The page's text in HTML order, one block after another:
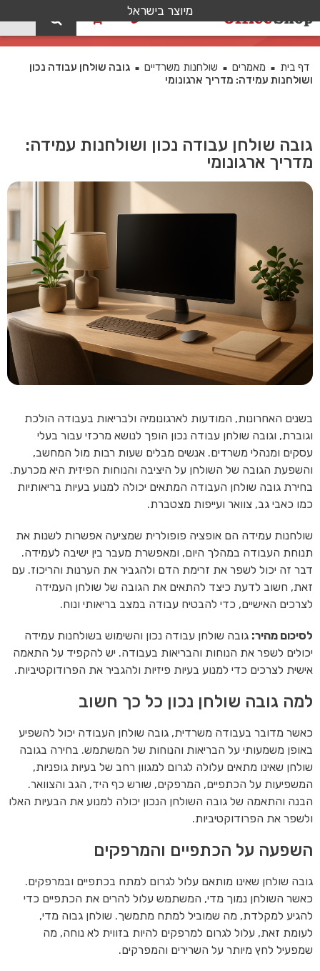
מיוצר בישראל
בלוג
דף בית ■ מאמרים ■ שולחנות משרדיים ■ גובה שולחן עבודה נכון
ושולחנות עמידה: מדריך ארגונומי
גובה שולחן עבודה נכון ושולחנות עמידה:
מדריך ארגונומי
בשנים האחרונות, המודעות לארגונומיה ולבריאות בעבודה הולכת
וגוברת, וגובה שולחן עבודה נכון הופך לנושא מרכזי עבור בעלי
עסקים ומנהלי משרדים. אנשים מבלים שעות רבות מול המחשב,
והשפעת הגובה של השולחן על היציבה והנוחות הפיזית היא מכרעת.
בחירת גובה שולחן העבודה המתאים יכולה למנוע בעיות בריאותיות
כמו כאבי גב, צוואר ועייפות מצטברת.
שולחנות עמידה הם אופציה פופולרית שמציעה אפשרות לשנות את
תנוחת העבודה במהלך היום, ומאפשרת מעבר בין ישיבה לעמידה.
דבר זה יכול לשפר את זרימת הדם ולהגביר את הערנות והריכוז. עם
זאת, חשוב לדעת כיצד להתאים את הגובה של שולחן העמידה
לצרכים האישיים, כדי להבטיח עבודה במצב בריאותי ונוח.
לסיכום מהיר: גובה שולחן עבודה נכון והשימוש בשולחנות עמידה
יכולים לשפר את הנוחות והבריאות בעבודה. יש להקפיד על התאמה
אישית לצרכים כדי למנוע בעיות פיזיות ולהגביר את הפרודוקטיביות.
למה גובה שולחן נכון כל כך חשוב
כאשר מדובר בעבודה משרדית, גובה שולחן העבודה יכול להשפיע
באופן משמעותי על הבריאות והנוחות של המשתמש. בחירה בגובה
שולחן שאינו מתאים עלולה לגרום למגוון רחב של בעיות גופניות,
המשפיעות על הכתפיים, המרפקים, שורש כף היד, הגב והצוואר.
הבנה והתאמה של גובה השולחן הנכון יכולה למנוע את הבעיות האלו
ולשפר את הפרודוקטיביות.
השפעה על הכתפיים והמרפקים
גובה שולחן שאינו מותאם עלול לגרום למתח בכתפיים ובמרפקים.
כאשר השולחן נמוך מדי, המשתמש עלול להרים את הכתפיים כדי
להגיע למקלדת, מה שמוביל למתח מתמשך. שולחן גבוה מדי,
לעומת זאת, עלול לגרום למרפקים להיות בזווית לא נוחה, מה
שמפעיל לחץ מיותר על השרירים והמפרקים.